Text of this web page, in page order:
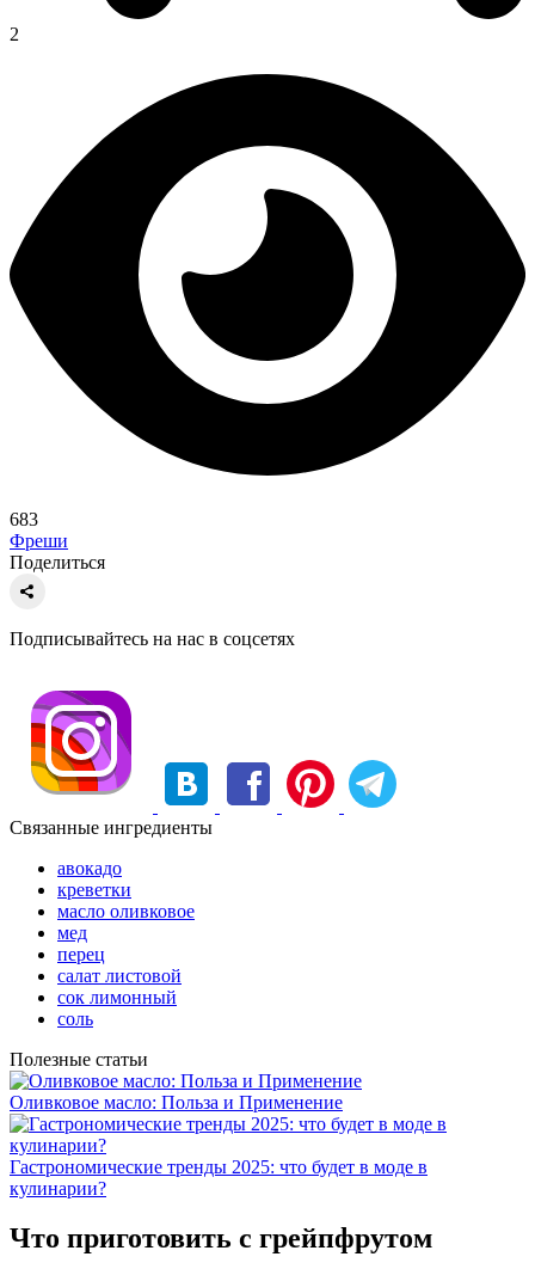
2
683
Фреши
Поделиться
Подписывайтесь на нас в соцсетях
Связанные ингредиенты
авокадо
креветки
масло оливковое
мед
перец
салат листовой
сок лимонный
соль
Полезные статьи
Оливковое масло: Польза и Применение
Гастрономические тренды 2025: что будет в моде в
кулинарии?
Что приготовить с грейпфрутом